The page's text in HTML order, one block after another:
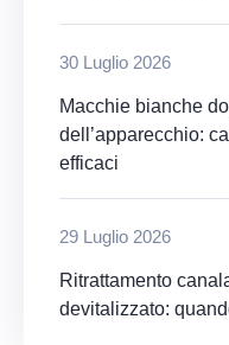
30 Luglio 2026
Macchie bianche
dell’apparecchio:
efficaci
29 Luglio 2026
Ritrattamento
devitalizzato: